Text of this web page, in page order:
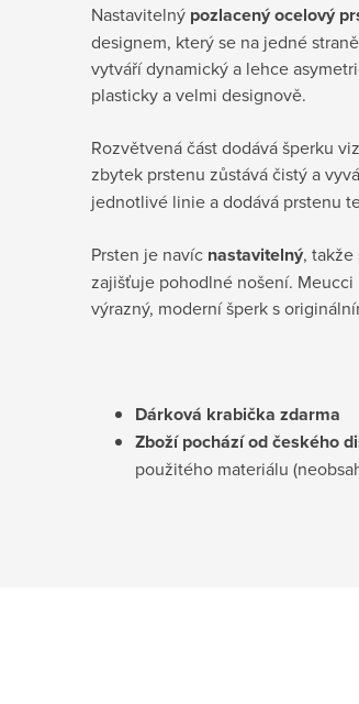
Nastavitelný pozlacený ocelový
designem, který se na jedné
vytváří dynamický a lehce
plasticky a velmi designově.
Rozvětvená část dodává šperku
zbytek prstenu zůstává čistý a
jednotlivé linie a dodává prstenu
Prsten je navíc nastavitelný,
zajišťuje pohodlné nošení.
výrazný, moderní šperk s
Dárková krabička zdarma
Zboží pochází od českého
použitého materiálu